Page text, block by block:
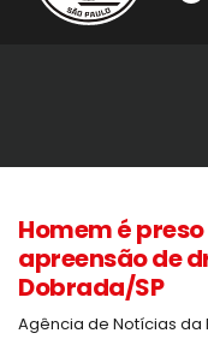
Homem é
apreensão de
Dobrada/SP
Agência de Notícias da